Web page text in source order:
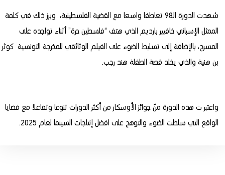
شهدت الدورة الـ98 تعاطفا واسعا مع القضية الفلسطينية، وبرز ذلك في كلمة
الممثل الإسباني خافيير بارديم الذي هتف “فلسطين حرة” أثناء تواجده على
المسرح، بالإضافة إلى تسليط الضوء على الفيلم الوثائقي للمخرجة التونسية كوثر
بن هنية والذي يخلد قصة الطفلة هند رجب.
واعتبر ت هذه الدورة منّ جوائز الأوسكار من أكثر الدورات تنوعا وتفاعلا مع قضايا
الواقع التي سلطت الضوء والتوهج على افضل إنتاجات السينما لعام 2025.